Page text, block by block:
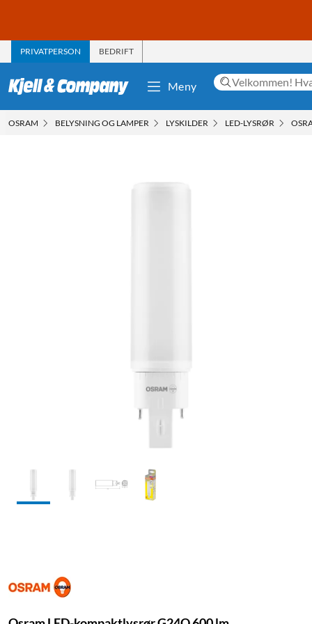
PRIVATPERSON BEDRIFT
Meny
OSRAM BELYSNING OG LAMPER LYSKILDER LED-LYSRØR